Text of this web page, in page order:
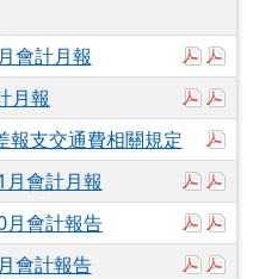
於彈
會計月報
於彈
月報
報支交通費相關規定
於彈
會計月報
於彈
月會計報告
於彈
會計報告